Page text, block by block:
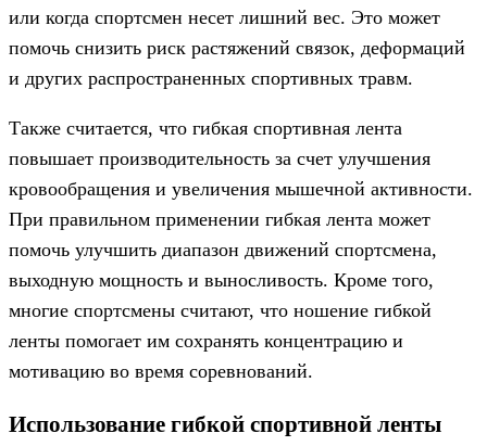
или когда спортсмен несет лишний вес. Это может
помочь снизить риск растяжений связок, деформаций
и других распространенных спортивных травм.
Также считается, что гибкая спортивная лента
повышает производительность за счет улучшения
кровообращения и увеличения мышечной активности.
При правильном применении гибкая лента может
помочь улучшить диапазон движений спортсмена,
выходную мощность и выносливость. Кроме того,
многие спортсмены считают, что ношение гибкой
ленты помогает им сохранять концентрацию и
мотивацию во время соревнований.
Использование гибкой спортивной ленты